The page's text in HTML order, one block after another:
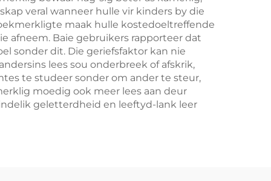
veral wanneer hulle vir kinders by die
maak hulle kostedoeltreffende
afneem. Baie gebruikers rapporteer dat
sonder dit. Die geriefsfaktor kan nie
lees sou onderbreek of afskrik,
te studeer sonder om ander te steur,
moedig ook meer lees aan deur
geletterdheid en leeftyd-lank leer